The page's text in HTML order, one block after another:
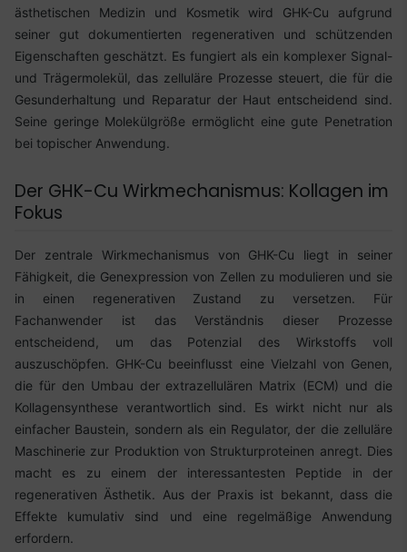
ästhetischen Medizin und Kosmetik wird GHK-Cu aufgrund
seiner gut dokumentierten regenerativen und schützenden
Eigenschaften geschätzt. Es fungiert als ein komplexer Signal-
und Trägermolekül, das zelluläre Prozesse steuert, die für die
Gesunderhaltung und Reparatur der Haut entscheidend sind.
Seine geringe Molekülgröße ermöglicht eine gute Penetration
bei topischer Anwendung.
Der GHK-Cu Wirkmechanismus: Kollagen im
Fokus
Der zentrale Wirkmechanismus von GHK-Cu liegt in seiner
Fähigkeit, die Genexpression von Zellen zu modulieren und sie
in einen regenerativen Zustand zu versetzen. Für
Fachanwender ist das Verständnis dieser Prozesse
entscheidend, um das Potenzial des Wirkstoffs voll
auszuschöpfen. GHK-Cu beeinflusst eine Vielzahl von Genen,
die für den Umbau der extrazellulären Matrix (ECM) und die
Kollagensynthese verantwortlich sind. Es wirkt nicht nur als
einfacher Baustein, sondern als ein Regulator, der die zelluläre
Maschinerie zur Produktion von Strukturproteinen anregt. Dies
macht es zu einem der interessantesten Peptide in der
regenerativen Ästhetik. Aus der Praxis ist bekannt, dass die
Effekte kumulativ sind und eine regelmäßige Anwendung
erfordern.